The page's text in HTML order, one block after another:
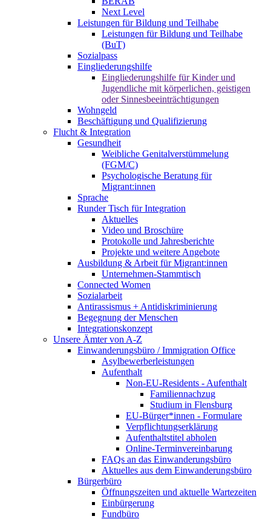
Next Level
Leistungen für Bildung und Teilhabe
Leistungen für Bildung und Teilhabe
(BuT)
Sozialpass
Eingliederungshilfe
Eingliederungshilfe für Kinder und
Jugendliche mit körperlichen, geistigen
oder Sinnesbeeinträchtigungen
Wohngeld
Beschäftigung und Qualifizierung
Flucht & Integration
Gesundheit
Weibliche Genitalverstümmelung
(FGM/C)
Psychologische Beratung für
Migrant:innen
Sprache
Runder Tisch für Integration
Aktuelles
Video und Broschüre
Protokolle und Jahresberichte
Projekte und weitere Angebote
Ausbildung & Arbeit für Migrant:innen
Unternehmen-Stammtisch
Connected Women
Sozialarbeit
Antirassismus + Antidiskriminierung
Begegnung der Menschen
Integrationskonzept
Unsere Ämter von A-Z
Einwanderungsbüro / Immigration Office
Asylbewerberleistungen
Aufenthalt
Non-EU-Residents - Aufenthalt
Familiennachzug
Studium in Flensburg
EU-Bürger*innen - Formulare
Verpflichtungserklärung
Aufenthaltstitel abholen
Online-Terminvereinbarung
FAQs an das Einwanderungsbüro
Aktuelles aus dem Einwanderungsbüro
Bürgerbüro
Öffnungszeiten und aktuelle Wartezeiten
Einbürgerung
Fundbüro